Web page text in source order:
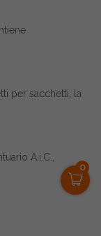
0
per sacchetti, la
A.i.C.,